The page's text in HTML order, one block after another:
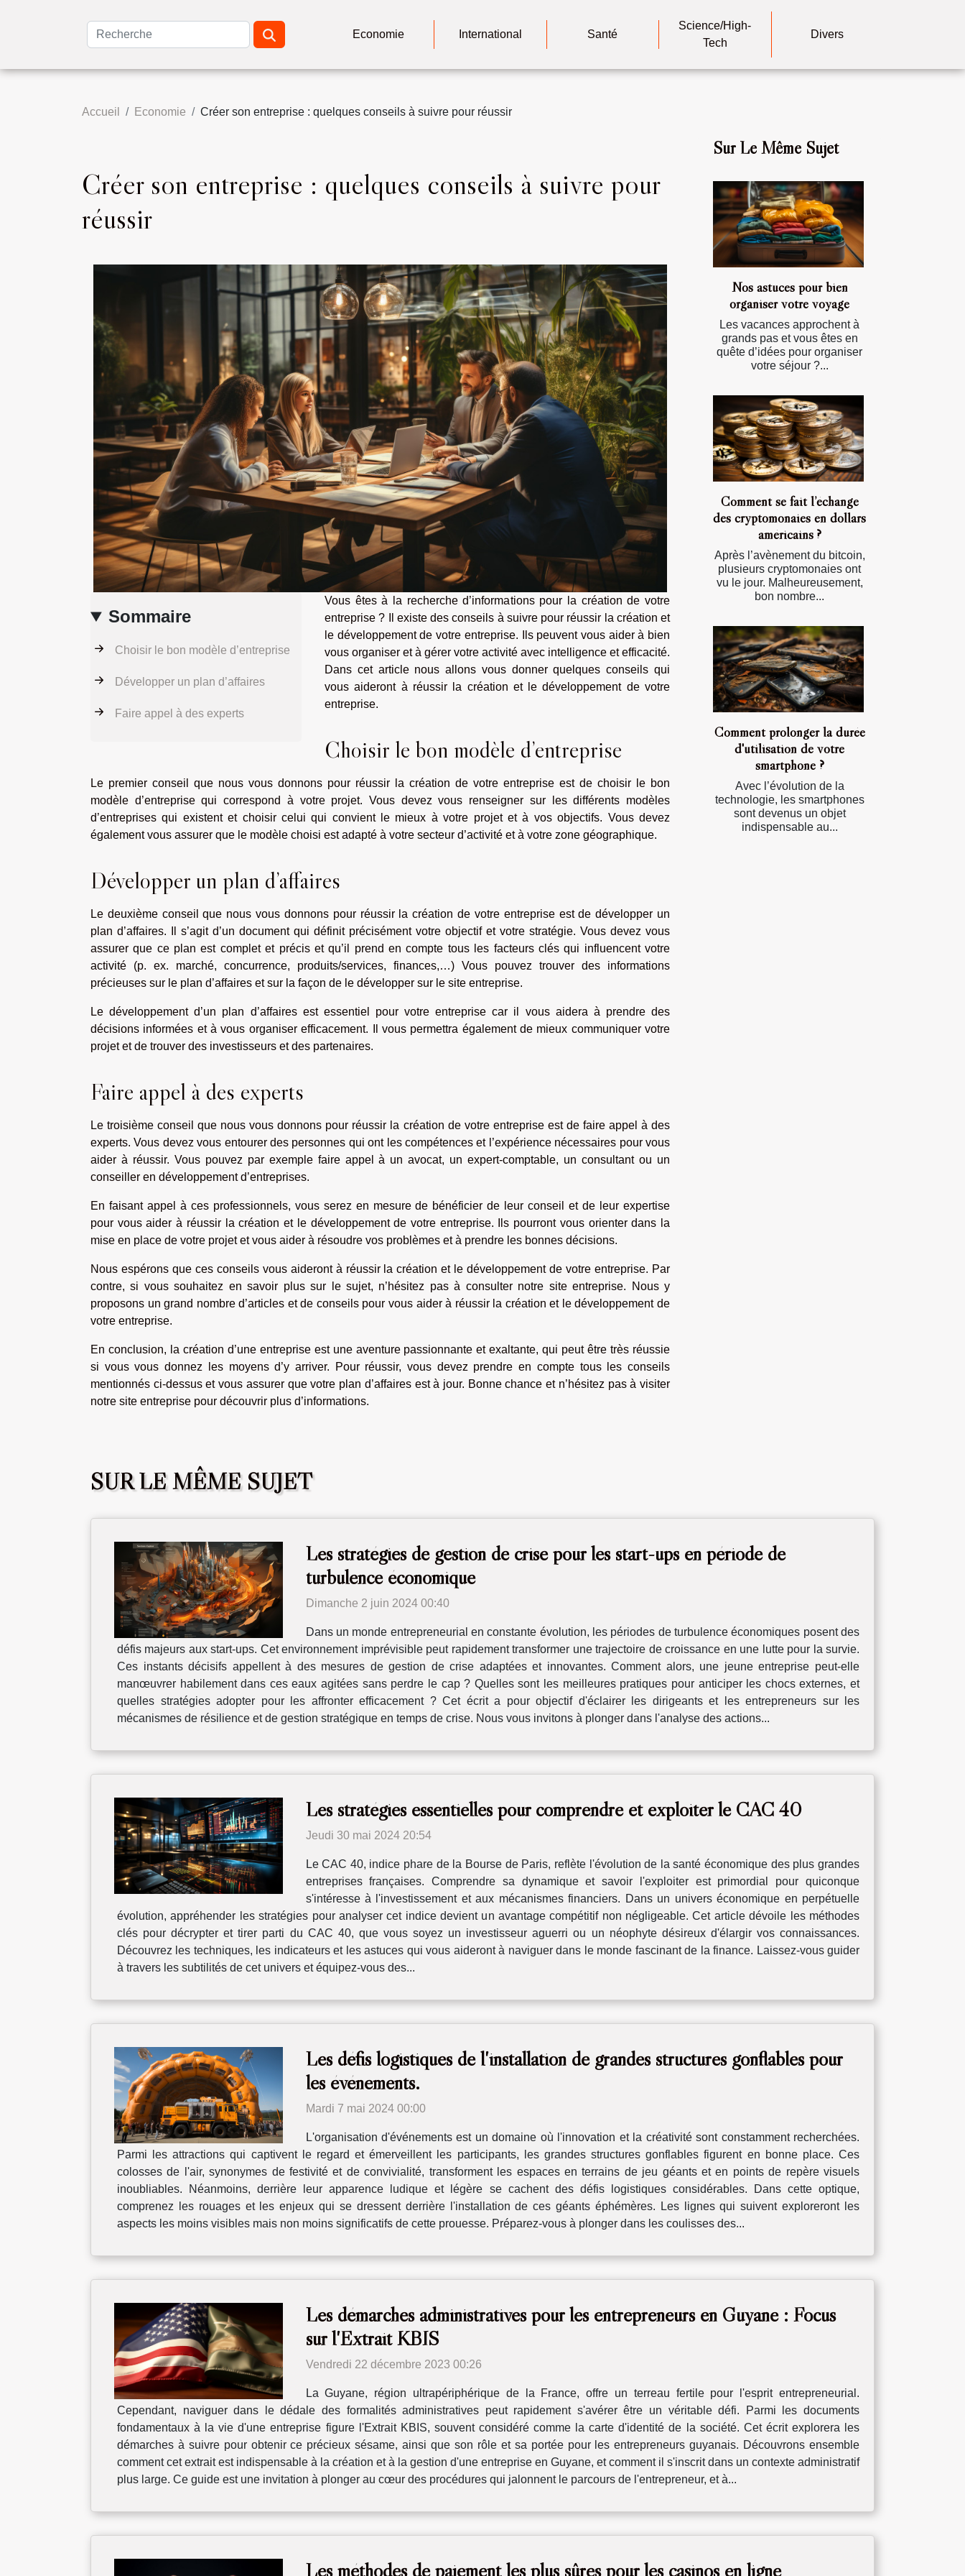
Economie International Santé
Science/High-
Tech
Divers
Accueil Economie Créer son entreprise : quelques conseils à suivre pour réussir
Créer son entreprise : quelques conseils à suivre pour
réussir
Sommaire
Choisir le bon modèle d’entreprise
Développer un plan d’affaires
Faire appel à des experts
Vous êtes à la recherche d’informations pour la création de votre
entreprise ? Il existe des conseils à suivre pour réussir la création et
le développement de votre entreprise. Ils peuvent vous aider à bien
vous organiser et à gérer votre activité avec intelligence et efficacité.
Dans cet article nous allons vous donner quelques conseils qui
vous aideront à réussir la création et le développement de votre
entreprise.
Choisir le bon modèle d’entreprise
Le premier conseil que nous vous donnons pour réussir la création de votre entreprise est de choisir le bon
modèle d’entreprise qui correspond à votre projet. Vous devez vous renseigner sur les différents modèles
d’entreprises qui existent et choisir celui qui convient le mieux à votre projet et à vos objectifs. Vous devez
également vous assurer que le modèle choisi est adapté à votre secteur d’activité et à votre zone géographique.
Développer un plan d’affaires
Le deuxième conseil que nous vous donnons pour réussir la création de votre entreprise est de développer un
plan d’affaires. Il s’agit d’un document qui définit précisément votre objectif et votre stratégie. Vous devez vous
assurer que ce plan est complet et précis et qu’il prend en compte tous les facteurs clés qui influencent votre
activité (p. ex. marché, concurrence, produits/services, finances,…) Vous pouvez trouver des informations
précieuses sur le plan d’affaires et sur la façon de le développer sur le site entreprise.
Le développement d’un plan d’affaires est essentiel pour votre entreprise car il vous aidera à prendre des
décisions informées et à vous organiser efficacement. Il vous permettra également de mieux communiquer votre
projet et de trouver des investisseurs et des partenaires.
Faire appel à des experts
Le troisième conseil que nous vous donnons pour réussir la création de votre entreprise est de faire appel à des
experts. Vous devez vous entourer des personnes qui ont les compétences et l’expérience nécessaires pour vous
aider à réussir. Vous pouvez par exemple faire appel à un avocat, un expert-comptable, un consultant ou un
conseiller en développement d’entreprises.
En faisant appel à ces professionnels, vous serez en mesure de bénéficier de leur conseil et de leur expertise
pour vous aider à réussir la création et le développement de votre entreprise. Ils pourront vous orienter dans la
mise en place de votre projet et vous aider à résoudre vos problèmes et à prendre les bonnes décisions.
Nous espérons que ces conseils vous aideront à réussir la création et le développement de votre entreprise. Par
contre, si vous souhaitez en savoir plus sur le sujet, n’hésitez pas à consulter notre site entreprise. Nous y
proposons un grand nombre d’articles et de conseils pour vous aider à réussir la création et le développement de
votre entreprise.
En conclusion, la création d’une entreprise est une aventure passionnante et exaltante, qui peut être très réussie
si vous vous donnez les moyens d’y arriver. Pour réussir, vous devez prendre en compte tous les conseils
mentionnés ci-dessus et vous assurer que votre plan d’affaires est à jour. Bonne chance et n’hésitez pas à visiter
notre site entreprise pour découvrir plus d’informations.
Sur Le Même Sujet
Nos astuces pour bien
organiser votre voyage
Les vacances approchent à
grands pas et vous êtes en
quête d’idées pour organiser
votre séjour ?...
Comment se fait l’échange
des cryptomonaies en dollars
américains ?
Après l’avènement du bitcoin,
plusieurs cryptomonaies ont
vu le jour. Malheureusement,
bon nombre...
Comment prolonger la durée
d'utilisation de votre
smartphone ?
Avec l’évolution de la
technologie, les smartphones
sont devenus un objet
indispensable au...
SUR LE MÊME SUJET
Les stratégies de gestion de crise pour les start-ups en période de
turbulence économique
Dimanche 2 juin 2024 00:40
Dans un monde entrepreneurial en constante évolution, les périodes de turbulence économiques posent des
défis majeurs aux start-ups. Cet environnement imprévisible peut rapidement transformer une trajectoire de croissance en une lutte pour la survie.
Ces instants décisifs appellent à des mesures de gestion de crise adaptées et innovantes. Comment alors, une jeune entreprise peut-elle
manœuvrer habilement dans ces eaux agitées sans perdre le cap ? Quelles sont les meilleures pratiques pour anticiper les chocs externes, et
quelles stratégies adopter pour les affronter efficacement ? Cet écrit a pour objectif d'éclairer les dirigeants et les entrepreneurs sur les
mécanismes de résilience et de gestion stratégique en temps de crise. Nous vous invitons à plonger dans l'analyse des actions...
Les stratégies essentielles pour comprendre et exploiter le CAC 40
Jeudi 30 mai 2024 20:54
Le CAC 40, indice phare de la Bourse de Paris, reflète l'évolution de la santé économique des plus grandes
entreprises françaises. Comprendre sa dynamique et savoir l'exploiter est primordial pour quiconque
s'intéresse à l'investissement et aux mécanismes financiers. Dans un univers économique en perpétuelle
évolution, appréhender les stratégies pour analyser cet indice devient un avantage compétitif non négligeable. Cet article dévoile les méthodes
clés pour décrypter et tirer parti du CAC 40, que vous soyez un investisseur aguerri ou un néophyte désireux d'élargir vos connaissances.
Découvrez les techniques, les indicateurs et les astuces qui vous aideront à naviguer dans le monde fascinant de la finance. Laissez-vous guider
à travers les subtilités de cet univers et équipez-vous des...
Les défis logistiques de l'installation de grandes structures gonflables pour
les événements.
Mardi 7 mai 2024 00:00
L'organisation d'événements est un domaine où l'innovation et la créativité sont constamment recherchées.
Parmi les attractions qui captivent le regard et émerveillent les participants, les grandes structures gonflables figurent en bonne place. Ces
colosses de l'air, synonymes de festivité et de convivialité, transforment les espaces en terrains de jeu géants et en points de repère visuels
inoubliables. Néanmoins, derrière leur apparence ludique et légère se cachent des défis logistiques considérables. Dans cette optique,
comprenez les rouages et les enjeux qui se dressent derrière l'installation de ces géants éphémères. Les lignes qui suivent exploreront les
aspects les moins visibles mais non moins significatifs de cette prouesse. Préparez-vous à plonger dans les coulisses des...
Les démarches administratives pour les entrepreneurs en Guyane : Focus
sur l'Extrait KBIS
Vendredi 22 décembre 2023 00:26
La Guyane, région ultrapériphérique de la France, offre un terreau fertile pour l'esprit entrepreneurial.
Cependant, naviguer dans le dédale des formalités administratives peut rapidement s'avérer être un véritable défi. Parmi les documents
fondamentaux à la vie d'une entreprise figure l'Extrait KBIS, souvent considéré comme la carte d'identité de la société. Cet écrit explorera les
démarches à suivre pour obtenir ce précieux sésame, ainsi que son rôle et sa portée pour les entrepreneurs guyanais. Découvrons ensemble
comment cet extrait est indispensable à la création et à la gestion d'une entreprise en Guyane, et comment il s'inscrit dans un contexte administratif
plus large. Ce guide est une invitation à plonger au cœur des procédures qui jalonnent le parcours de l'entrepreneur, et à...
Les méthodes de paiement les plus sûres pour les casinos en ligne